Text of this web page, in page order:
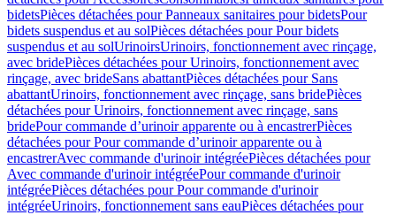
bidetsPièces détachées pour Panneaux sanitaires pour bidetsPour
bidets suspendus et au solPièces détachées pour Pour bidets
suspendus et au solUrinoirsUrinoirs, fonctionnement avec rinçage,
avec bridePièces détachées pour Urinoirs, fonctionnement avec
rinçage, avec brideSans abattantPièces détachées pour Sans
abattantUrinoirs, fonctionnement avec rinçage, sans bridePièces
détachées pour Urinoirs, fonctionnement avec rinçage, sans
bridePour commande d’urinoir apparente ou à encastrerPièces
détachées pour Pour commande d’urinoir apparente ou à
encastrerAvec commande d'urinoir intégréePièces détachées pour
Avec commande d'urinoir intégréePour commande d'urinoir
intégréePièces détachées pour Pour commande d'urinoir
intégréeUrinoirs, fonctionnement sans eauPièces détachées pour